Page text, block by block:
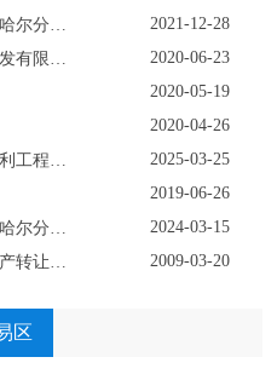
2021-12-28
2020-06-23
2020-05-19
2020-04-26
2025-03-25
2019-06-26
2024-03-15
2009-03-20
区